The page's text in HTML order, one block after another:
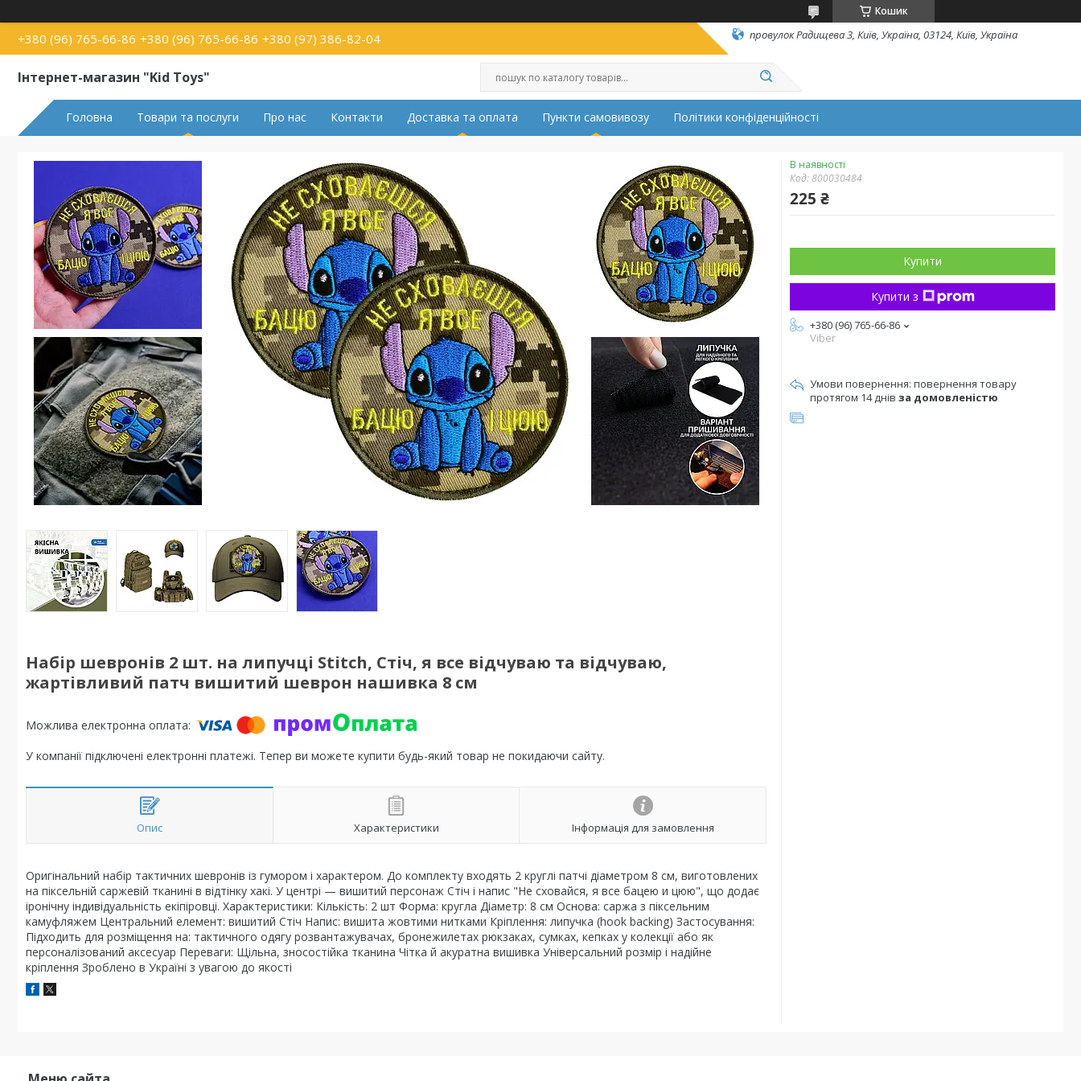
Кошик
+380 (96) 765-66-86 +380 (96) 765-66-86 +380 (97) 386-82-04 провулок Радищева 3, Київ, Україна, 03124, Київ, Україна
Інтернет-магазин "Kid Toys"
Головна Товари та послуги Про нас Контакти Доставка та оплата Пункти самовивозу Політики конфіденційності
Набір шевронів 2 шт. на липучці Stitch, Стіч, я все відчуваю та відчуваю,
жартівливий патч вишитий шеврон нашивка 8 см
У компанії підключені електронні платежі. Тепер ви можете купити будь-який товар не покидаючи сайту.
Опис Характеристики Інформація для замовлення
Оригінальний набір тактичних шевронів із гумором і характером. До комплекту входять 2 круглі патчі діаметром 8 см, виготовлених
на піксельній саржевій тканині в відтінку хакі. У центрі — вишитий персонаж Стіч і напис "Не сховайся, я все бацею и цюю", що додає
іронічну індивідуальність екіпіровці. Характеристики: Кількість: 2 шт Форма: кругла Діаметр: 8 см Основа: саржа з піксельним
камуфляжем Центральний елемент: вишитий Стіч Напис: вишита жовтими нитками Кріплення: липучка (hook backing) Застосування:
Підходить для розміщення на: тактичного одягу розвантажувачах, бронежилетах рюкзаках, сумках, кепках у колекції або як
персоналізований аксесуар Переваги: Щільна, зносостійка тканина Чітка й акуратна вишивка Універсальний розмір і надійне
кріплення Зроблено в Україні з увагою до якості
В наявності
Код:800030484
225 ₴
Купити
Купити з
+380 (96) 765-66-86
Viber
повернення товару
протягом 14 днів за домовленістю